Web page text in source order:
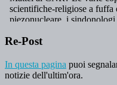
Re-Post
In questa pagina puoi
notizie dell'ultim'ora.